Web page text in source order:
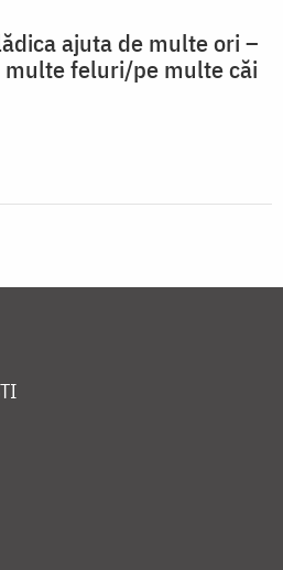
ajuta de multe ori –
multe feluri/pe multe căi